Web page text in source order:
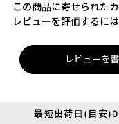
この商品に寄せられた
レビューを評価するには
レビューを
最短出荷日(目安